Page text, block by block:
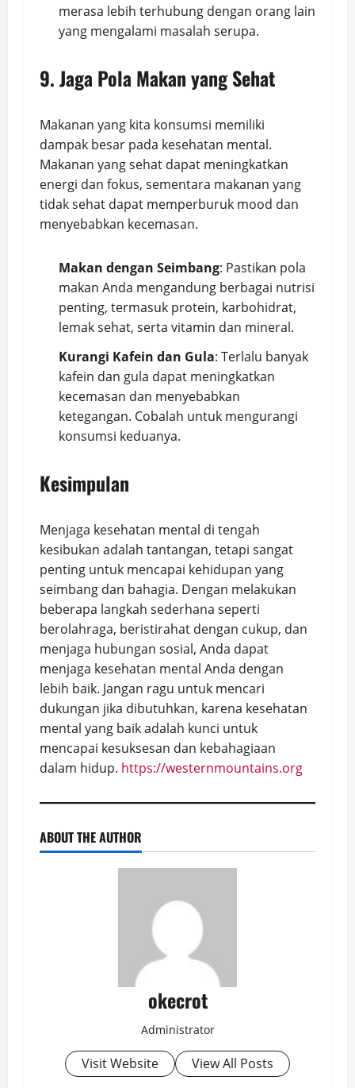
merasa lebih terhubung dengan orang lain
yang mengalami masalah serupa.
9. Jaga Pola Makan yang Sehat
Makanan yang kita konsumsi memiliki
dampak besar pada kesehatan mental.
Makanan yang sehat dapat meningkatkan
energi dan fokus, sementara makanan yang
tidak sehat dapat memperburuk mood dan
menyebabkan kecemasan.
Makan dengan Seimbang: Pastikan pola
makan Anda mengandung berbagai nutrisi
penting, termasuk protein, karbohidrat,
lemak sehat, serta vitamin dan mineral.
Kurangi Kafein dan Gula: Terlalu banyak
kafein dan gula dapat meningkatkan
kecemasan dan menyebabkan
ketegangan. Cobalah untuk mengurangi
konsumsi keduanya.
Kesimpulan
Menjaga kesehatan mental di tengah
kesibukan adalah tantangan, tetapi sangat
penting untuk mencapai kehidupan yang
seimbang dan bahagia. Dengan melakukan
beberapa langkah sederhana seperti
berolahraga, beristirahat dengan cukup, dan
menjaga hubungan sosial, Anda dapat
menjaga kesehatan mental Anda dengan
lebih baik. Jangan ragu untuk mencari
dukungan jika dibutuhkan, karena kesehatan
mental yang baik adalah kunci untuk
mencapai kesuksesan dan kebahagiaan
dalam hidup. https://westernmountains.org
ABOUT THE AUTHOR
okecrot
Administrator
Visit Website View All Posts